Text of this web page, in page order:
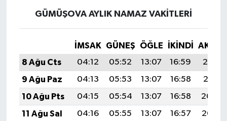
GÜMÜŞOVA AYLIK NAMAZ VAKITLERI
İMSAK GÜNEŞ ÖĞLE İKINDI
8 Ağu Cts
04:12 05:52 13:07 16:59
20:12
9 Ağu Paz
04:13 05:53 13:07 16:58
20:11
10 Ağu Pts
04:15 05:54 13:07 16:58
20:09
11 Ağu Sal
04:16 05:55 13:07 16:57
20:08